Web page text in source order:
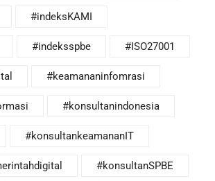
#indeksKAMI
#indeksspbe #ISO27001
#keamananinfomrasi
#konsultanindonesia
#konsultankeamananIT
#konsultanSPBE